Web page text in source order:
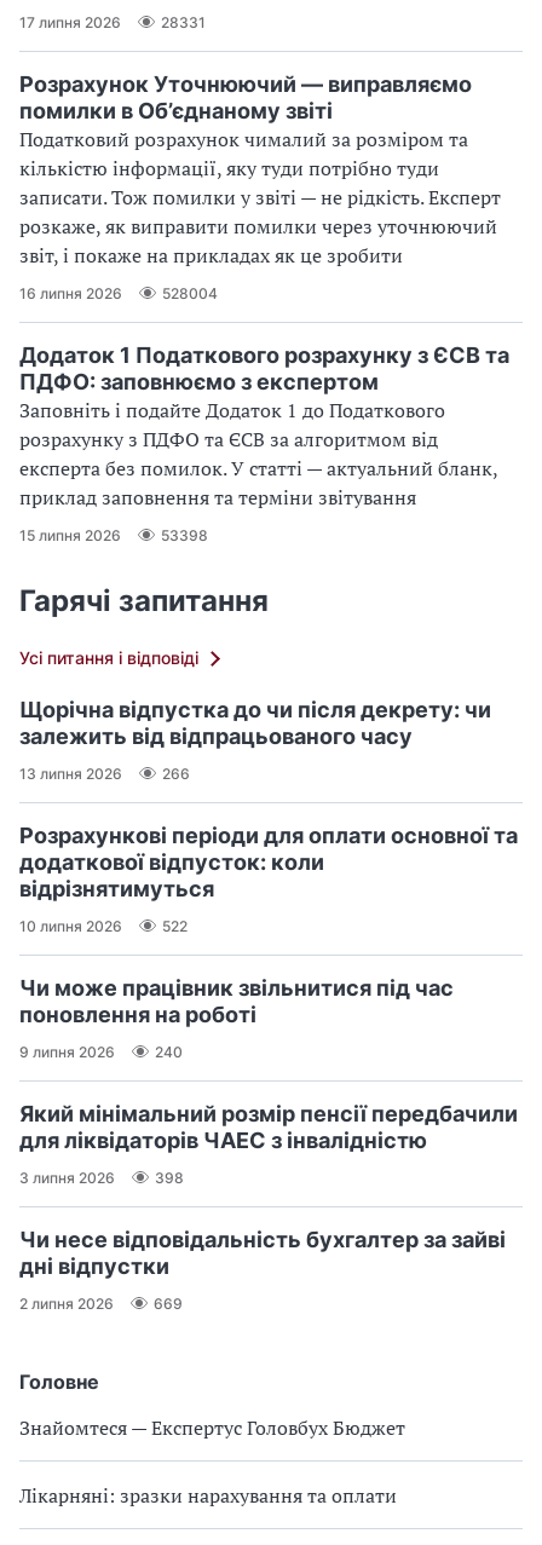
Головне
Знайомтеся — Експертус Головбух Бюджет
Лікарняні: зразки нарахування та оплати
17 липня 2026 28331
Розрахунок Уточнюючий — виправляємо
помилки в Об’єднаному звіті
Податковий розрахунок чималий за розміром та
кількістю інформації, яку туди потрібно туди
записати. Тож помилки у звіті — не рідкість. Експерт
розкаже, як виправити помилки через уточнюючий
звіт, і покаже на прикладах як це зробити
16 липня 2026 528004
Додаток 1 Податкового розрахунку з ЄСВ та
ПДФО: заповнюємо з експертом
Заповніть і подайте Додаток 1 до Податкового
розрахунку з ПДФО та ЄСВ за алгоритмом від
експерта без помилок. У статті — актуальний бланк,
приклад заповнення та терміни звітування
15 липня 2026 53398
Гарячі запитання
Усі питання і відповіді
Щорічна відпустка до чи після декрету: чи
залежить від відпрацьованого часу
13 липня 2026 266
Розрахункові періоди для оплати основної та
додаткової відпусток: коли
відрізнятимуться
10 липня 2026 522
Чи може працівник звільнитися під час
поновлення на роботі
9 липня 2026 240
Який мінімальний розмір пенсії передбачили
для ліквідаторів ЧАЕС з інвалідністю
3 липня 2026 398
Чи несе відповідальність бухгалтер за зайві
дні відпустки
2 липня 2026 669